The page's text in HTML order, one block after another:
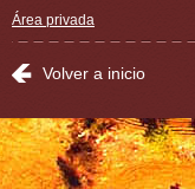
Área privada
Volver a inicio